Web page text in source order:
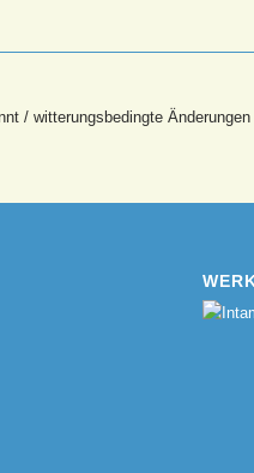
/ witterungsbedingte